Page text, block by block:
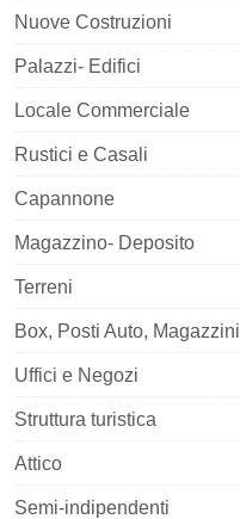
Nuove Costruzioni
Palazzi- Edifici
Locale Commerciale
Rustici e Casali
Capannone
Magazzino- Deposito
Terreni
Box, Posti Auto, Magazzini
Uffici e Negozi
Struttura turistica
Attico
Semi-indipendenti